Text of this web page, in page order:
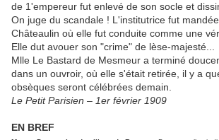
de 1'empereur fut enlevé de son socle et
On juge du scandale ! L'institutrice fut
Châteaulin où elle fut conduite comme une
Elle dut avouer son "crime" de lèse-majesté...
Mlle Le Bastard de Mesmeur a terminé
dans un ouvroir, où elle s'était retirée, il y a
obsèques seront célébrées demain.
Le Petit Parisien – 1er février 1909
EN BREF